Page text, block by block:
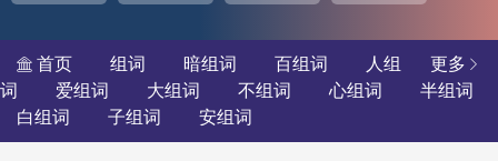
更多 
 首页 组词 暗组词 百组词
人组
词
爱组词 大组词 不组词 心组词
半组词
白组词
子组词 安组词